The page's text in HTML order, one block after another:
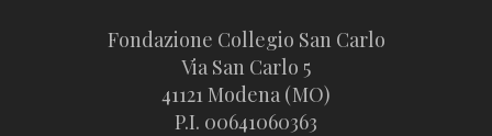
Fondazione Collegio San Carlo
Via San Carlo 5
41121 Modena (MO)
P.I. 00641060363